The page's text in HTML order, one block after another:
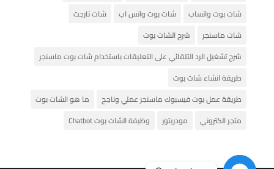
شات بوت واتساب
شات بوت واتس اب
شات تارجت
شات ماسنجر
شرح الشات بوت
شرح تشغيل الرد التلقائي على التعليقات باستخدام شات بوت ماسنجر
طريقة انشاء شات بوت
طريقة عمل بوت فيسبوك ماسنجر عملي وناجح
ما هو الشات بوت
متجر الكتروني
مودريتور وظيفة الشات بوت Chatbot